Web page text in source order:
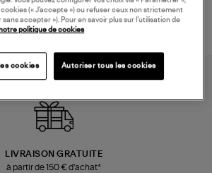
LIVRAISON GRATUITE
à partir de 150 € d'achat*
(« J’accepte ») ou refuser ceux non strictement
accepter »). Pour en savoir plus sur l’utilisation de
politique de cookies
cookies Autoriser tous les cookies